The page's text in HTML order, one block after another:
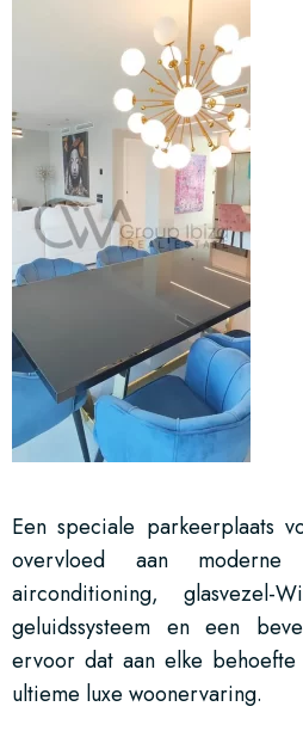
Een speciale parkeerplaats
overvloed aan moderne
airconditioning, glasvezel-
geluidssysteem en een
ervoor dat aan elke
ultieme luxe woonervaring.